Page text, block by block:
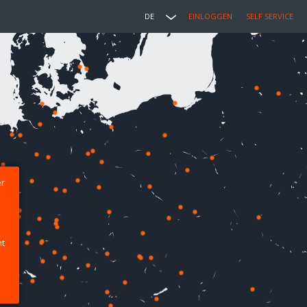
DE EINLOGGEN SELF SERVICE